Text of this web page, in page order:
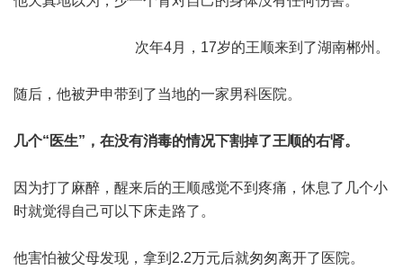
次年4月，17岁的王顺来到了湖南郴州。
随后，他被尹申带到了当地的一家男科医院。
几个“医生”，在没有消毒的情况下割掉了王顺的右肾。
因为打了麻醉，醒来后的王顺感觉不到疼痛，休息了几个小
时就觉得自己可以下床走路了。
他害怕被父母发现，拿到2.2万元后就匆匆离开了医院。